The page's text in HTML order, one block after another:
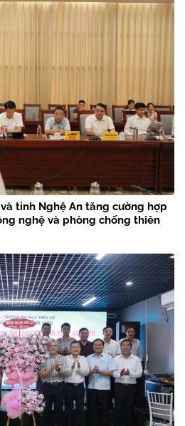
tỉnh Nghệ An tăng cường hợp
nghệ và phòng chống thiên